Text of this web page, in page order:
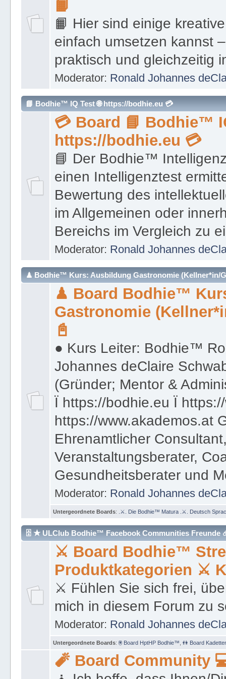
praktisch und gleichzeitig
Moderator:Ronald Johannes
📘 Bodhie™ IQ Test 🌐 https://bodhie.eu 💳
💳 Board 📘 Bodhie™
https://bodhie.eu 💳
📘 Der Bodhie™
einen Intelligenztest
Bewertung des
im Allgemeinen oder
Bereichs im Vergleich zu
Moderator: Ronald Johannes
♟ Bodhie™ Kurs: Ausbildung Gastronomie (Kellner*in/
♟ Board Bodhie™
Gastronomie
📓
● Kurs Leiter: Bodhie™
Johannes deClaire
(Gründer; Mentor &
Ï https://bodhie.eu Ï
https://www.akademos.at
Ehrenamtlicher
Veranstaltungsberater,
Gesundheitsberater und
Moderator: Ronald Johannes
.⚔. Die Bodhie™ Matura .⚔. Deutsch
🗄 ★ ULClub Bodhie™ Facebook Communities Freunde
⚔ Board Bodhie™
Produktkategorien ⚔
⚔ Fühlen Sie sich frei,
mich in diesem Forum zu
Moderator:Ronald Johannes
👫 Board
🧨 Board Community
🧘 Ich hoffe, dass Ihnen/
Freude, Lebensmut und
Moderator: Ronald Johannes